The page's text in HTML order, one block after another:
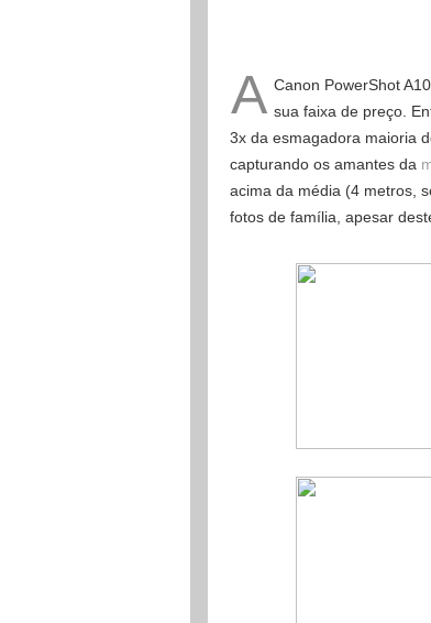
A Canon PowerShot
sua faixa de preço.
3x da esmagadora maioria
capturando os amantes da
acima da média (4 metros,
fotos de família, apesar